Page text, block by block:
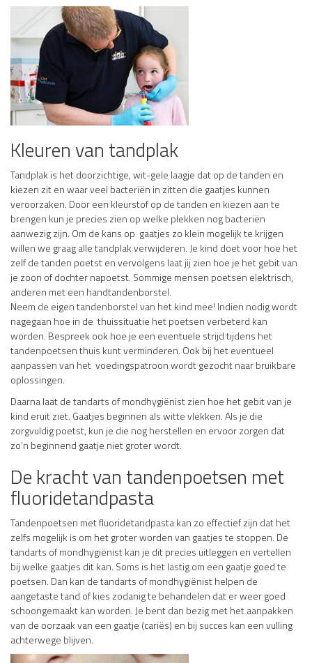
Kleuren van tandplak
Tandplak is het doorzichtige, wit-gele laagje dat op de tanden en
kiezen zit en waar veel bacteriën in zitten die gaatjes kunnen
veroorzaken. Door een kleurstof op de tanden en kiezen aan te
brengen kun je precies zien op welke plekken nog bacteriën
aanwezig zijn. Om de kans op gaatjes zo klein mogelijk te krijgen
willen we graag alle tandplak verwijderen. Je kind doet voor hoe het
zelf de tanden poetst en vervolgens laat jij zien hoe je het gebit van
je zoon of dochter napoetst. Sommige mensen poetsen elektrisch,
anderen met een handtandenborstel.
Neem de eigen tandenborstel van het kind mee! Indien nodig wordt
nagegaan hoe in de thuissituatie het poetsen verbeterd kan
worden. Bespreek ook hoe je een eventuele strijd tijdens het
tandenpoetsen thuis kunt verminderen. Ook bij het eventueel
aanpassen van het voedingspatroon wordt gezocht naar bruikbare
oplossingen.
Daarna laat de tandarts of mondhygiënist zien hoe het gebit van je
kind eruit ziet. Gaatjes beginnen als witte vlekken. Als je die
zorgvuldig poetst, kun je die nog herstellen en ervoor zorgen dat
zo’n beginnend gaatje niet groter wordt.
De kracht van tandenpoetsen met
fluoridetandpasta
Tandenpoetsen met fluoridetandpasta kan zo effectief zijn dat het
zelfs mogelijk is om het groter worden van gaatjes te stoppen. De
tandarts of mondhygiënist kan je dit precies uitleggen en vertellen
bij welke gaatjes dit kan. Soms is het lastig om een gaatje goed te
poetsen. Dan kan de tandarts of mondhygiënist helpen de
aangetaste tand of kies zodanig te behandelen dat er weer goed
schoongemaakt kan worden. Je bent dan bezig met het aanpakken
van de oorzaak van een gaatje (cariës) en bij succes kan een vulling
achterwege blijven.